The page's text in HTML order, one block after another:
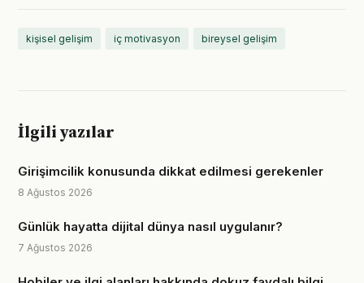
kişisel gelişim iç motivasyon bireysel gelişim
İlgili yazılar
Girişimcilik konusunda dikkat edilmesi gerekenler
8 Ağustos 2026
Günlük hayatta dijital dünya nasıl uygulanır?
7 Ağustos 2026